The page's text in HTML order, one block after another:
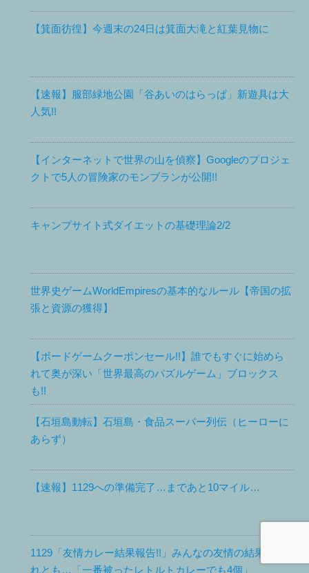
【箕面彷徨】今週末の24日は箕面大滝と紅葉見物に
【速報】服部緑地公園「谷あいのはらっぱ」新遊具は大
人気!!
【インターネットで世界の山を偵察】Googleのプロジェ
クトで5人の冒険家のモンブランが公開!!
キャンプサイト式ダイエットの基礎理論2/2
世界史ゲームWorldEmpiresの基本的なルール【帝国の拡
張と資源の獲得】
【ボードゲームクーポンセール!!】誰でもすぐに始めら
れて奥が深い「世界最高のパズルゲーム」ブロックス
も!!
【石垣島動転】石垣島・食品スーパー列伝（ヒーローに
あらず）
【速報】1129への準備完了…まであと10マイル…
1129「友情カレー結果報告!!」みんなの友情の結果？そ
れとも…「一番被ったレトルトカレーでも4個」